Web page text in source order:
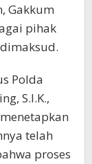
Gakkum
pihak
Polda
S.I.K.,
telah
proses